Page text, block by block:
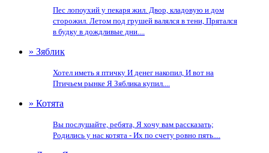
Пес лопоухий у пекаря жил. Двор, кладовую и дом
сторожил. Летом под грушей валялся в тени, Прятался
в будку в дождливые дни....
» Зяблик
Хотел иметь я птичку И денег накопил, И вот на
Птичьем рынке Я Зяблика купил....
» Котята
Вы послушайте, ребята, Я хочу вам рассказать;
Родились у нас котята - Их по счету ровно пять....